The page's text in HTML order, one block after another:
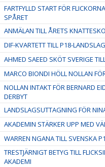
FARTFYLLD START FÖR
SPÅRET
ANMÄLAN TILL ÅRETS
DIF-KVARTETT TILL P18-
AHMED SAEED SKÖT SVERIGE
MARCO BIONDI HÖLL NOLLAN
NOLLAN INTAKT FÖR BERNARD
DERBYT
LANDSLAGSUTTAGNING FÖR
AKADEMIN STÄRKER UPP MED
WARREN NGANA TILL SVENSKA
TRESTJÄRNIGT BETYG TILL
AKADEMI